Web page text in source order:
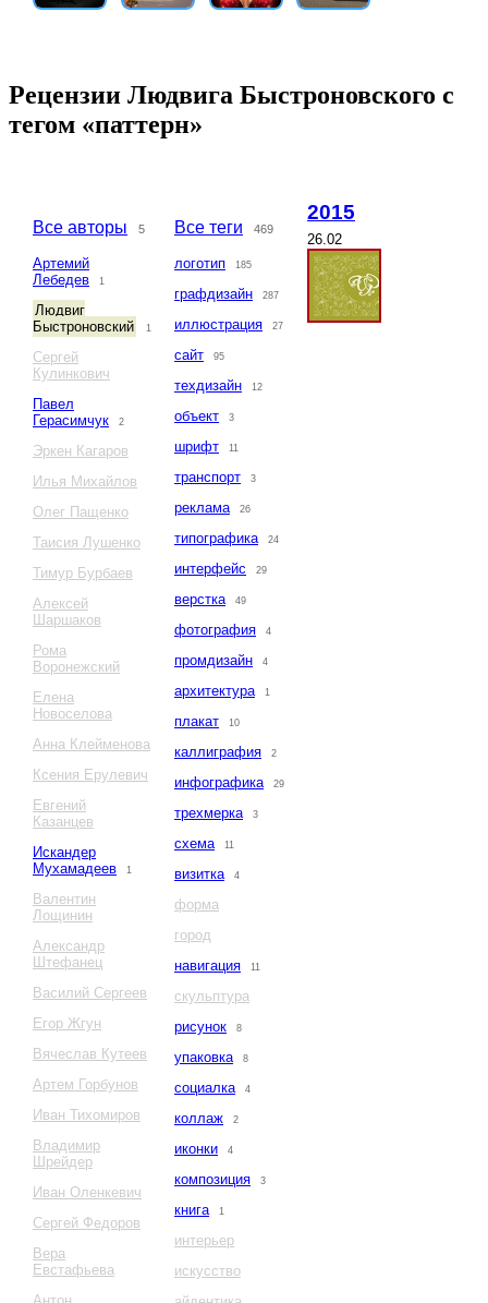
Рецензии Людвига Быстроновского с
тегом «паттерн»
Все авторы 5
Артемий
Лебедев
1
Людвиг
Быстроновский
1
Сергей
Кулинкович
Павел
Герасимчук
2
Эркен Кагаров
Илья Михайлов
Олег Пащенко
Таисия Лушенко
Тимур Бурбаев
Алексей
Шаршаков
Рома
Воронежский
Елена
Новоселова
Анна Клейменова
Ксения Ерулевич
Евгений
Казанцев
Искандер
Мухамадеев
1
Валентин
Лощинин
Александр
Штефанец
Василий Сергеев
Егор Жгун
Вячеслав Кутеев
Артем Горбунов
Иван Тихомиров
Владимир
Шрейдер
Иван Оленкевич
Сергей Федоров
Вера
Евстафьева
Все теги 469
логотип 185
графдизайн 287
иллюстрация 27
сайт 95
техдизайн 12
объект 3
шрифт 11
транспорт 3
реклама 26
типографика 24
интерфейс 29
верстка 49
фотография 4
промдизайн 4
архитектура 1
плакат 10
каллиграфия 2
инфографика 29
трехмерка 3
схема 11
визитка 4
форма
город
навигация
11
скульптура
рисунок
8
упаковка 8
социалка 4
коллаж 2
иконки 4
композиция 3
книга 1
интерьер
искусство
2015
26.02